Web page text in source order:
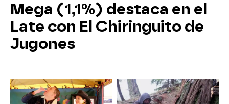
Mega (1,1%) destaca en el
Late con El Chiringuito de
Jugones